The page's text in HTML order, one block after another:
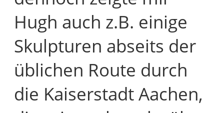
Hugh auch z.B. einige
Skulpturen abseits der
üblichen Route durch
die Kaiserstadt Aachen,